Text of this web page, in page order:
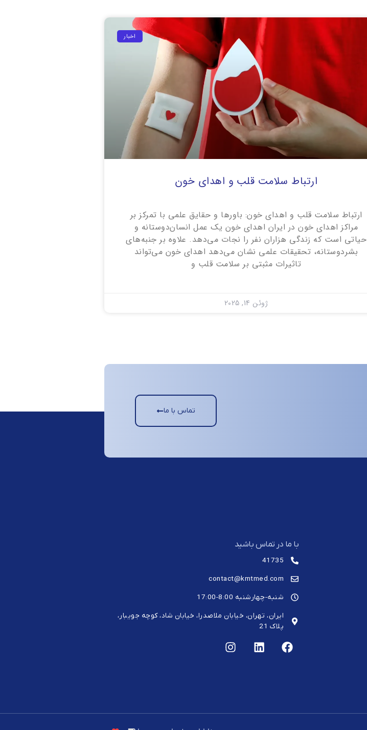
اخبار
ارتباط سلامت قلب و اهدای خون
ارتباط سلامت قلب و اهدای خون: باورها و حقایق علمی با تمرکز بر
مراکز اهدای خون در ایران اهدای خون یک عمل انسان‌دوستانه و
حیاتی است که زندگی هزاران نفر را نجات می‌دهد. علاوه بر جنبه‌های
بشردوستانه، تحقیقات علمی نشان می‌دهد اهدای خون می‌تواند
تاثیرات مثبتی بر سلامت قلب و
ژوئن 14, 2025
تماس با ما
با ما در تماس باشید
41735
contact@kmtmed.com
شنبه-چهارشنبه 8:00-17:00
ایران، تهران، خیابان ملاصدرا، خیابان شاد، کوچه جویبار،
پلاک 21